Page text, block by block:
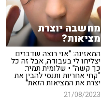
מחשבה יוצרת
מציאות?
המאזינה: "אני רוצה שדברים
יצליחו לי בעבודה, אבל זה כל
כך קשה" • שלומית תמיר:
"קחי אחריות ותנסי להבין את
יצרת את המציאות הזאת"
21/08/2023